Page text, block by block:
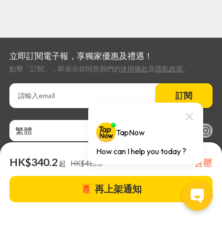
HK$340.2 起 HK$415.8 售罄
再上架通知
立即訂閱電子報，享獨家優惠及禮遇！
點擊「訂閱」，即表示你同意我們的使用條款及 隱私政策。
訂閱
繁體
關於TapNow |TapNow Blog |加入成為合作夥伴|網站條款 |幫助